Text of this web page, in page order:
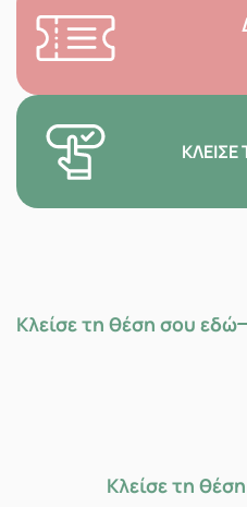
Κλείσε τη θέση σου εδώ
Κλείσε τη